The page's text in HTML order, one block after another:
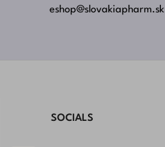
eshop@slovakiapharm.sk
SOCIALS